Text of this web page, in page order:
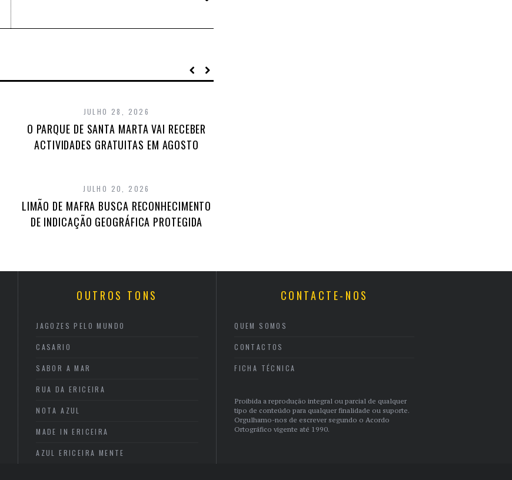
JULHO 28, 2026
O PARQUE DE SANTA MARTA VAI RECEBER
ACTIVIDADES GRATUITAS EM AGOSTO
JULHO 20, 2026
LIMÃO DE MAFRA BUSCA RECONHECIMENTO
DE INDICAÇÃO GEOGRÁFICA PROTEGIDA
OUTROS TONS
JAGOZES PELO MUNDO
CASARIO
SABOR A MAR
RUA DA ERICEIRA
NOTA AZUL
MADE IN ERICEIRA
AZUL ERICEIRA MENTE
CONTACTE-NOS
QUEM SOMOS
CONTACTOS
FICHA TÉCNICA
Proibida a reprodução integral ou parcial de qualquer
tipo de conteúdo para qualquer finalidade ou suporte.
Orgulhamo-nos de escrever segundo o Acordo
Ortográfico vigente até 1990.